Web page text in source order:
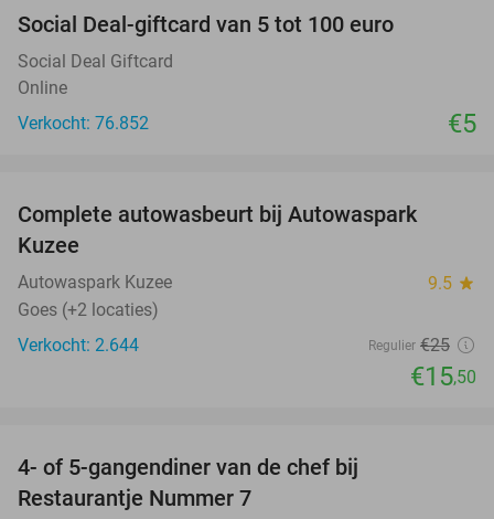
Social Deal-giftcard van 5 tot 100 euro
Social Deal Giftcard
Online
Verkocht: 76.852
€5
Complete autowasbeurt bij Autowaspark
Kuzee
Autowaspark Kuzee 9.5 star
Goes (+2 locaties)
Verkocht: 2.644
Regulier €25
€15,50
4- of 5-gangendiner van de chef bij
Restaurantje Nummer 7